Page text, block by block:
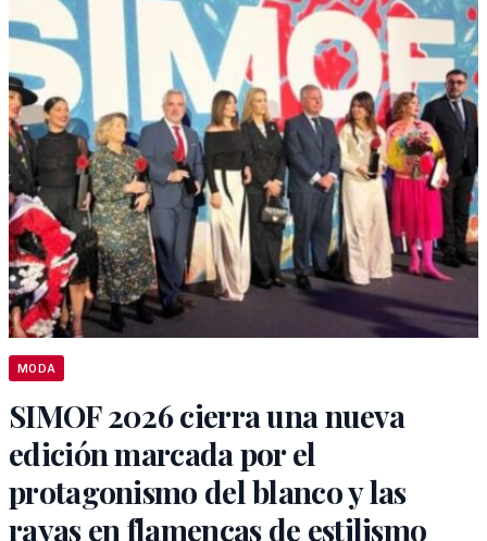
MODA
SIMOF 2026 cierra una nueva
edición marcada por el
protagonismo del blanco y las
rayas en flamencas de estilismo